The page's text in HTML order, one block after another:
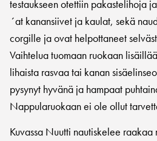
testaukseen otettiin pakastelihoja
´at kanansiivet ja kaulat, sekä
corgille ja ovat helpottaneet
Vaihtelua tuomaan ruokaan
lihaista rasvaa tai kanan
pysynyt hyvänä ja hampaat
Nappularuokaan ei ole ollut
Kuvassa Nuutti nautiskelee raakaa